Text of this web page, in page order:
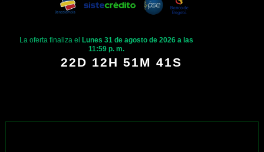
La oferta finaliza el
Lunes 31 de agosto de 2026 a las
11:59 p. m.
22D 12H 51M 41S